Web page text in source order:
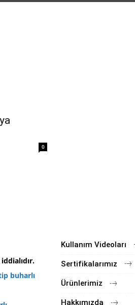
0
buharlı
Kullanım Videoları
Sertifikalarımız
Ürünlerimiz
Hakkımızda